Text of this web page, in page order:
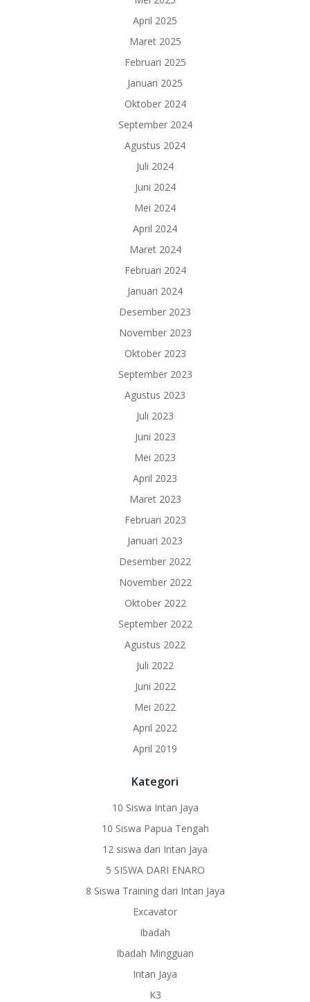
April 2025
Maret 2025
Februari 2025
Januari 2025
Oktober 2024
September 2024
Agustus 2024
Juli 2024
Juni 2024
Mei 2024
April 2024
Maret 2024
Februari 2024
Januari 2024
Desember 2023
November 2023
Oktober 2023
September 2023
Agustus 2023
Juli 2023
Juni 2023
Mei 2023
April 2023
Maret 2023
Februari 2023
Januari 2023
Desember 2022
November 2022
Oktober 2022
September 2022
Agustus 2022
Juli 2022
Juni 2022
Mei 2022
April 2022
April 2019
Kategori
10 Siswa Intan Jaya
10 Siswa Papua Tengah
12 siswa dari Intan Jaya
5 SISWA DARI ENARO
8 Siswa Training dari Intan Jaya
Excavator
Ibadah
Ibadah Mingguan
Intan Jaya
K3